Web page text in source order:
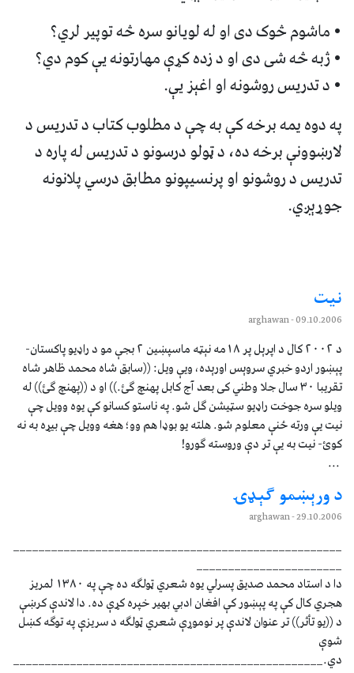
• ماشوم څوک دی او له لويانو سره څه توپير لري؟
• ژبه څه شی دی او د زده کړې مهارتونه يې کوم دي؟
• د تدريس روشونه او اغېز يې.
په دوه يمه برخه کې به چې د مطلوب کتاب د تدريس د
لارښوونې برخه ده، د ټولو درسونو د تدريس له پاره د
تدريس د روشونو او پرنسيپونو مطابق درسي پلانونه
جوړېږي.
نيت
09.10.2006
- arghawan
د ٢٠٠٢ کال د اپرېل پر ١٨مه نېټه ماسپښين ٢ بجې مو د راډيو پاکستان-
پېښور اردو خبري سروېس اورېده، ويې ويل: ((سابق شاه محمد ظاهر شاه
تقريبا ٣٠ سال جلا وطني کی بعد آج کابل پهنچ ګئ.)) او د ((پهنچ ګئ)) له
ويلو سره جوخت راډيو سټيشن ګل شو. په ناستو کسانو کې يوه وويل چې
نيت يې ورته ځنې معلوم شو. هلته يو بوډا هم وو؛ هغه وويل چې بيړه به نه
کوئ- نيت به يې تر دې وروسته ګورو!
...
د ورېښمو ګېډۍ
29.10.2006
- arghawan
____________________________________________________
_______________________
دا د استاد محمد صديق پسرلي يوه شعري ټولګه ده چې په ١٣٨٠ لمريز
هجري کال کې په پېښور کې افغان ادبي بهير خپره کړې ده. دا لاندې کرښې
د ((يو تأثر)) تر عنوان لاندې پر نوموړې شعري ټولګه د سريزې په توګه کښل
شوې
دي._________________________________________________